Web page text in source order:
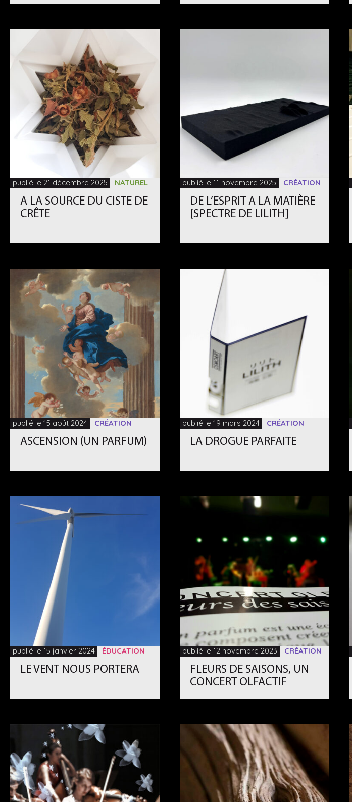
publié le 21 décembre 2025 NATUREL
A LA SOURCE DU CISTE DE
CRÊTE
publié le 11 novembre 2025 CRÉATION
DE L’ESPRIT A LA MATIÈRE
[SPECTRE DE LILITH]
publié le 15 août 2024 CRÉATION
ASCENSION (UN PARFUM)
publié le 19 mars 2024 CRÉATION
LA DROGUE PARFAITE
publié le 15 janvier 2024 ÉDUCATION
LE VENT NOUS PORTERA
publié le 12 novembre 2023 CRÉATION
FLEURS DE SAISONS, UN
CONCERT OLFACTIF